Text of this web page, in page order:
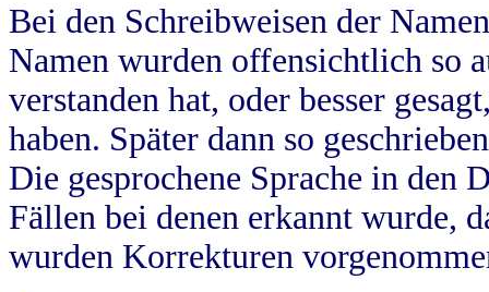
Bei den Schreibweisen der
Namen wurden offensichtlich so
verstanden hat, oder besser
haben. Später dann so
Die gesprochene Sprache in
Fällen bei denen erkannt wurde,
wurden Korrekturen